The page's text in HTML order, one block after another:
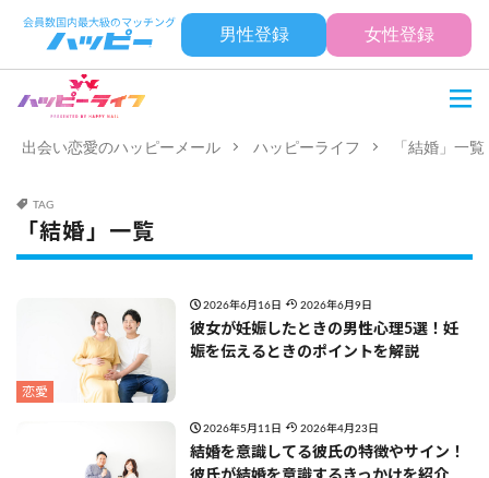
男性登録 女性登録
出会い恋愛のハッピーメール ハッピーライフ 「結婚」一覧
TAG
「結婚」一覧
恋愛
2026年6月16日 2026年6月9日
彼女が妊娠したときの男性心理5選！妊
娠を伝えるときのポイントを解説
2026年5月11日 2026年4月23日
結婚を意識してる彼氏の特徴やサイン！